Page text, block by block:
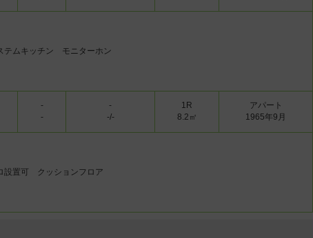
チン
ムキッチン モニターホン
-
-
-
-/-
1R
8.2㎡
アパート
1965年9月
置可 クッションフロア